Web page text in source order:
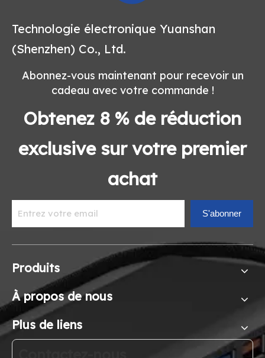
Technologie électronique Yuanshan
(Shenzhen) Co., Ltd.
Abonnez-vous maintenant pour recevoir un
cadeau avec votre commande !
Obtenez 8 % de réduction
exclusive sur votre premier
achat
S'abonner
Produits
À propos de nous
Plus de liens